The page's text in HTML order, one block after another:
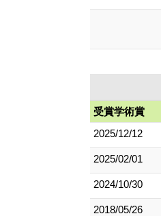
受賞学術賞
2025/12/12
2025/02/01
2024/10/30
2018/05/26